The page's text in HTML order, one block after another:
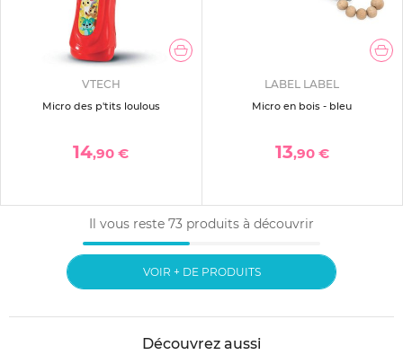
VTECH
Micro des p'tits loulous
14,90 €
LABEL LABEL
Micro en bois - bleu
13,90 €
Il vous reste 73 produits à découvrir
VOIR + DE PRODUITS
Découvrez aussi